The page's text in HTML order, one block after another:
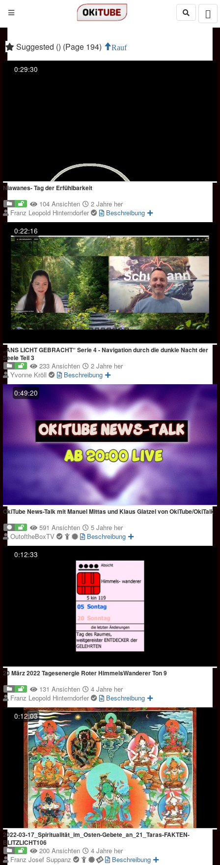
Suggested () (Page 194) Rauf
0:29:30
Niawanes- Tag der Erfühlbarkeit
104 Ansichten
2 Jahre her
Franz Leopold Hinterndorfer
Beschreibung
0:22:16
„ANS LICHT GEBRACHT“ Serie 4 - Navigation durch die dunkle Nacht der
Seele Teil 3
233 Ansichten
2 Jahre her
Yvonne Kröll
Beschreibung
0:49:20
OkiTube News-Talk mit Manuel Mittas und Klaus Glatzel von OkiTube/OkiTalk
591 Ansichten
5 Jahre her
OutoftheBoxTV
Beschreibung
0:12:33
20 März 2022 Tagesenergie Roter HimmelsWanderer Ton 9
131 Ansichten
4 Jahre her
Franz Leopold Hinterndorfer
Beschreibung
0:12:03
2022-03-17_Spiritualität_im_Osten-Gebete_an_21_Taras-FAKTEN-
BLITZLICHT106
200 Ansichten
4 Jahre her
Franz Josef Suppanz
Beschreibung